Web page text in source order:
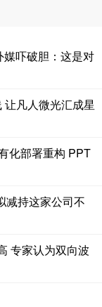
吓破胆：这是对
让凡人微光汇成星
化部署重构 PPT
减持这家公司不
专家认为双向波